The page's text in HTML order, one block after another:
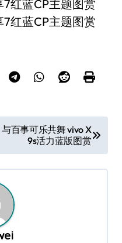
与百事可乐共舞 vivo X
9s活力蓝版图赏